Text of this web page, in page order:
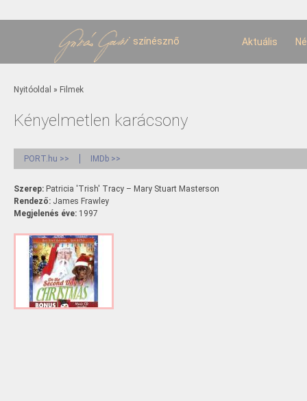
színésznő Aktuális
Jelenlegi hely
Nyitóoldal » Filmek
Kényelmetlen karácsony
PORT.hu >> IMDb >>
Szerep: Patricia 'Trish' Tracy – Mary Stuart Masterson
Rendező: James Frawley
Megjelenés éve: 1997